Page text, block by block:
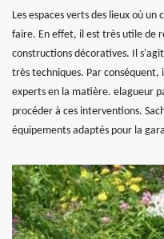
Les espaces verts des lieux où
faire. En effet, il est très utile de
constructions décoratives. Il
très techniques. Par
experts en la matière. elagueur
procéder à ces interventions.
équipements adaptés pour la